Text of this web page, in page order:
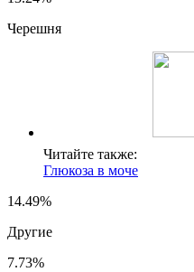
Черешня
Читайте также:
Глюкоза в моче
14.49%
Другие
7.73%